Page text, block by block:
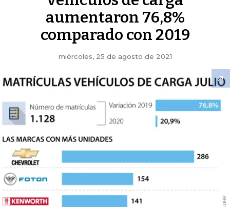
aumentaron 76,8%
comparado con 2019
miércoles, 25 de agosto de 2021